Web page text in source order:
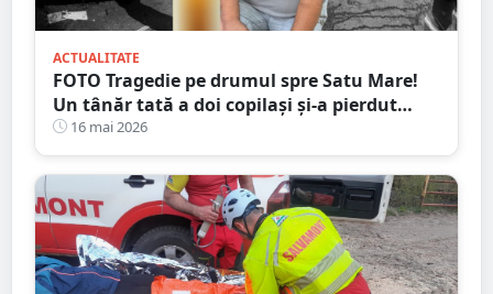
ACTUALITATE
FOTO Tragedie pe drumul spre Satu Mare!
Un tânăr tată a doi copilași și-a pierdut
viața într-un accident cumplit
16 mai 2026